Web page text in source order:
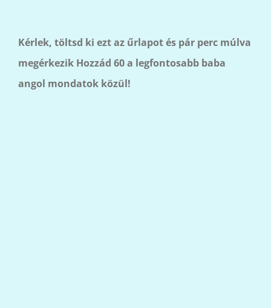
Kérlek, töltsd ki ezt az űrlapot és pár perc múlva
megérkezik Hozzád 60 a legfontosabb baba
angol mondatok közül!